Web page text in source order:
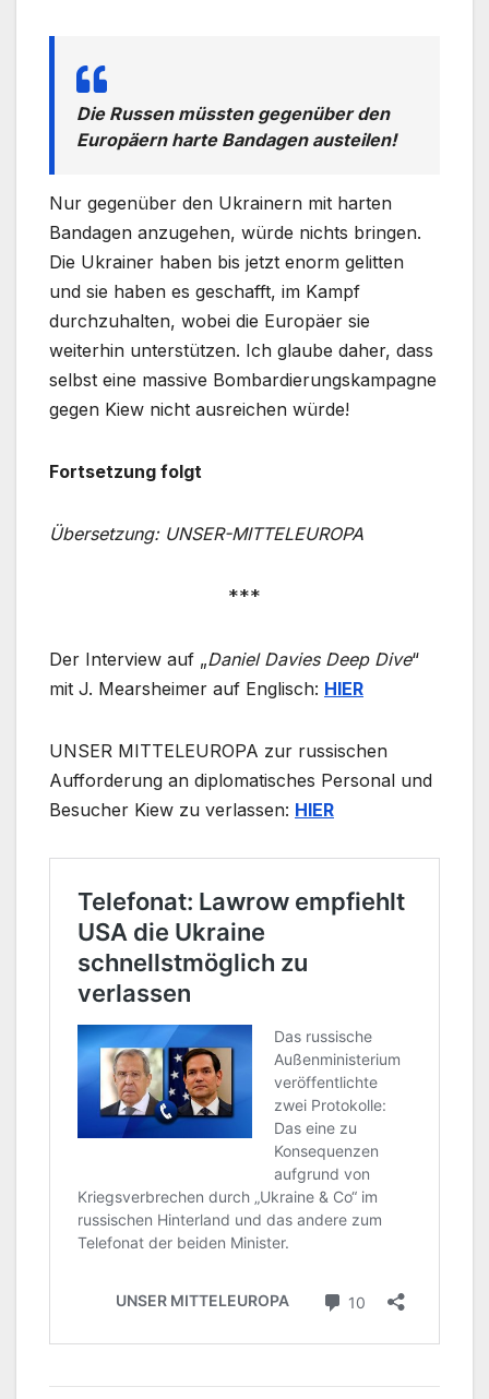
Die Russen müssten gegenüber den
Europäern harte Bandagen austeilen!
Nur gegenüber den Ukrainern mit harten
Bandagen anzugehen, würde nichts bringen.
Die Ukrainer haben bis jetzt enorm gelitten
und sie haben es geschafft, im Kampf
durchzuhalten, wobei die Europäer sie
weiterhin unterstützen. Ich glaube daher, dass
selbst eine massive Bombardierungskampagne
gegen Kiew nicht ausreichen würde!
Fortsetzung folgt
Übersetzung: UNSER-MITTELEUROPA
***
Der Interview auf „Daniel Davies Deep Dive“
mit J. Mearsheimer auf Englisch: HIER
UNSER MITTELEUROPA zur russischen
Aufforderung an diplomatisches Personal und
Besucher Kiew zu verlassen: HIER